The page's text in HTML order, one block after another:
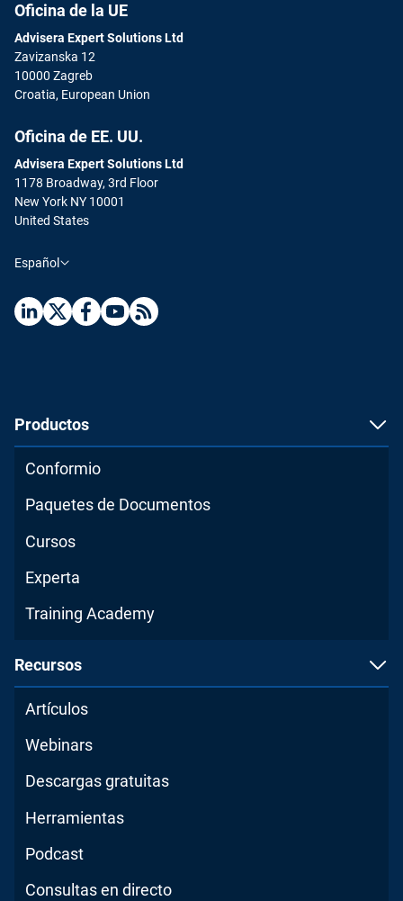
Oficina de la UE
Advisera Expert Solutions Ltd
Zavizanska 12
10000 Zagreb
Croatia, European Union
Oficina de EE. UU.
Advisera Expert Solutions Ltd
1178 Broadway, 3rd Floor
New York NY 10001
United States
Español
Productos
Conformio
Paquetes de Documentos
Cursos
Experta
Training Academy
Recursos
Artículos
Webinars
Descargas gratuitas
Herramientas
Podcast
Consultas en directo